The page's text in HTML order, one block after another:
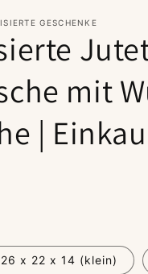
GESCHENKE
mit
|
26 x 22 x 14 (klein)